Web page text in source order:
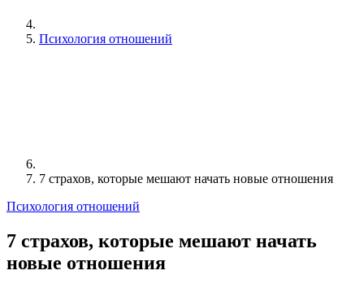
Психология отношений
7 страхов, которые мешают начать новые отношения
Психология отношений
7 страхов, которые мешают начать
новые отношения